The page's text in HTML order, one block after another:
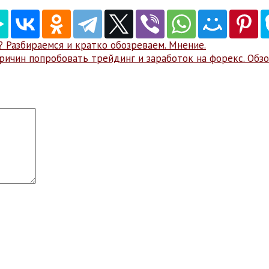
и кратко обозреваем. Мнение.
попробовать трейдинг и заработок на форекс.